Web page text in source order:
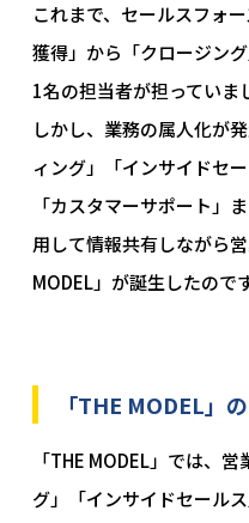
これまで、セールスフォ
獲得」から「クロージン
1名の担当者が担っていま
しかし、業務の属人化が
ィング」「インサイドセ
「カスタマーサポート」
用して情報共有しながら
MODEL」が誕生したのです
「THE MODEL」
「THE MODEL」では、
グ」「インサイドセール